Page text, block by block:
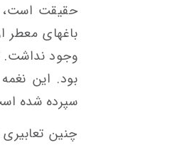
حقیقت است،
باغهای معطر
وجود نداشت.
بود. این
سپرده شده
چنین تعابیری